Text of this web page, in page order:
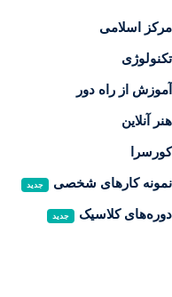
مرکز اسلامی
تکنولوژی
آموزش از راه دور
هنر آنلاین
کورسرا
نمونه کارهای شخصی جدید
دوره‌های کلاسیک جدید